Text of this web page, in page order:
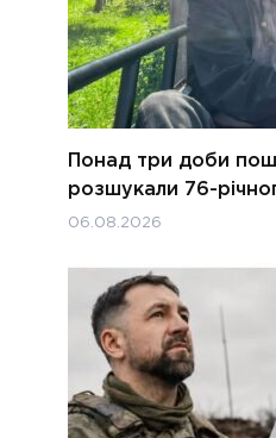
Понад три доби
розшукали 76-
06.08.2026